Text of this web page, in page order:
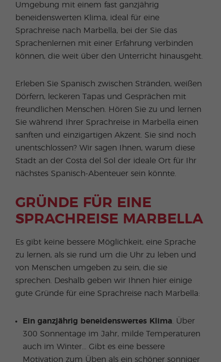
Umgebung mit einem fast ganzjährig
beneidenswerten Klima, ideal für eine
Sprachreise nach Marbella, bei der Sie das
Sprachenlernen mit einer Erfahrung verbinden
können, die weit über den Unterricht hinausgeht.
Erleben Sie Spanisch zwischen Stränden, weißen
Dörfern, leckeren Tapas und Gesprächen mit
freundlichen Menschen. Hören Sie zu und lernen
Sie während Ihrer Sprachreise in Marbella einen
sanften und einzigartigen Akzent. Sie sind noch
unentschlossen? Wir sagen Ihnen, warum diese
Stadt an der Costa del Sol der ideale Ort für Ihr
nächstes Spanisch-Abenteuer sein könnte.
GRÜNDE FÜR EINE
SPRACHREISE MARBELLA
Es gibt keine bessere Möglichkeit, eine Sprache
zu lernen, als sie rund um die Uhr zu leben und
von Menschen umgeben zu sein, die sie
sprechen. Deshalb geben wir Ihnen hier einige
gute Gründe für eine Sprachreise nach Marbella:
Ein ganzjährig beneidenswertes Klima . Über
300 Sonnentage im Jahr, milde Temperaturen
auch im Winter... Gibt es eine bessere
Motivation zum Üben als ein schöner sonniger